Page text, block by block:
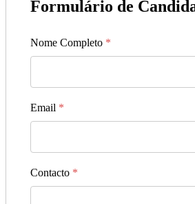
Formulário de
Nome Completo *
Email *
Contacto *